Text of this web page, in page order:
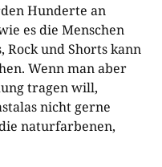
Hunderte an
es die Menschen
Rock und Shorts kann
Wenn man aber
tragen will,
nicht gerne
die naturfarbenen,